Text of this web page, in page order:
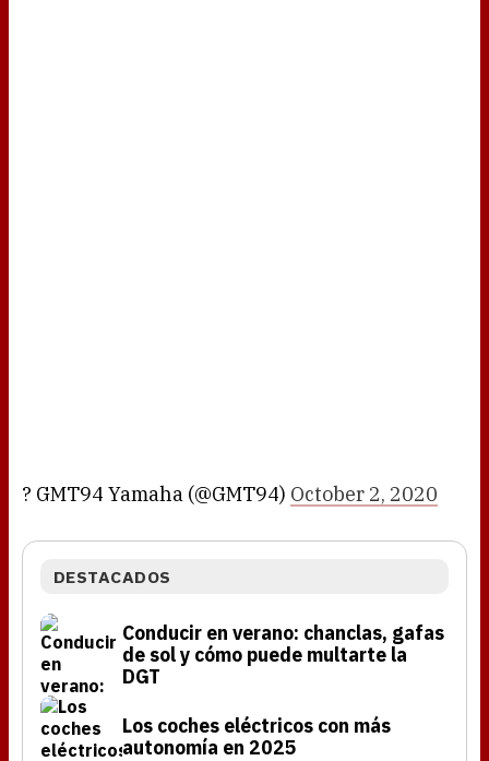
? GMT94 Yamaha (@GMT94) October 2, 2020
DESTACADOS
Conducir en verano: chanclas, gafas
de sol y cómo puede multarte la
DGT
Los coches eléctricos con más
autonomía en 2025